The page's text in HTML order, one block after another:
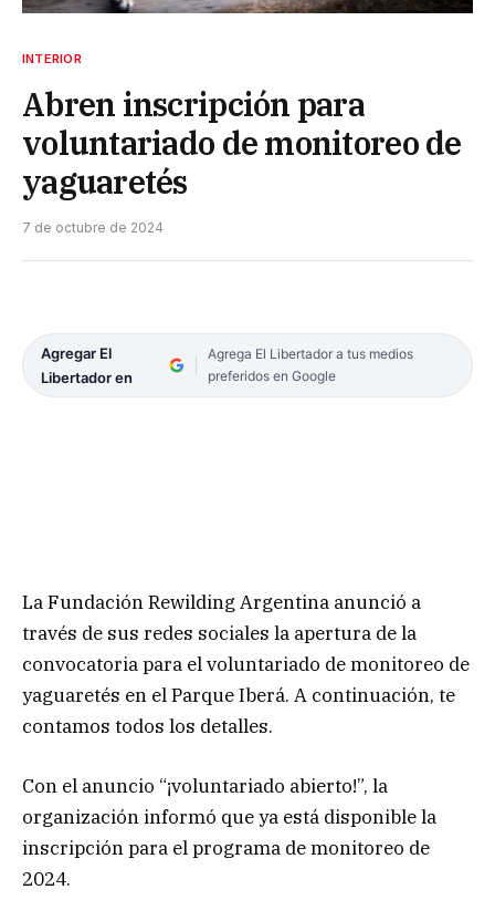
INTERIOR
Abren inscripción para
voluntariado de monitoreo de
yaguaretés
7 de octubre de 2024
Agregar El
Libertador en
Agrega El Libertador a tus medios
preferidos en Google
La Fundación Rewilding Argentina anunció a
través de sus redes sociales la apertura de la
convocatoria para el voluntariado de monitoreo de
yaguaretés en el Parque Iberá. A continuación, te
contamos todos los detalles.
Con el anuncio “¡voluntariado abierto!”, la
organización informó que ya está disponible la
inscripción para el programa de monitoreo de
2024.